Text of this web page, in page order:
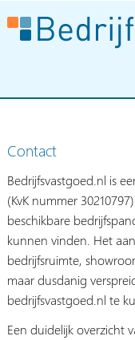
Contact
Bedrijfsvastgoed.nl is
(KvK nummer
beschikbare
kunnen vinden. Het
bedrijfsruimte,
maar dusdanig
bedrijfsvastgoed.nl te
Een duidelijk overzicht